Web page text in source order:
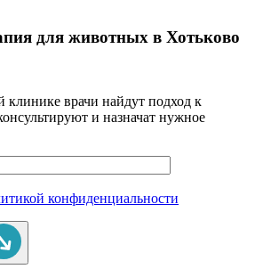
для животных в Хотьково
клинике врачи найдут подход к
и назначат нужное
конфиденциальности